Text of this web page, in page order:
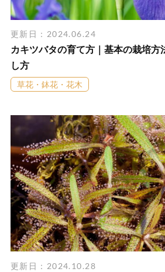
更新日：2024.06.24
カキツバタの育て方｜基本の栽培方
し方
草花・鉢花・花木
更新日：2024.10.28